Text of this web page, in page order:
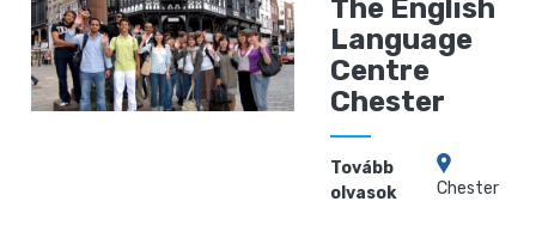
The English
Language
Centre
Chester
Tovább
olvasok
Chester